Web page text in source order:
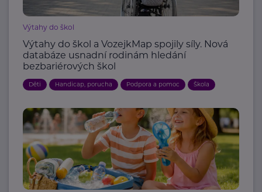
Výtahy do škol
Výtahy do škol a VozejkMap spojily síly. Nová
databáze usnadní rodinám hledání
bezbariérových škol
Děti Handicap, porucha Podpora a pomoc Škola